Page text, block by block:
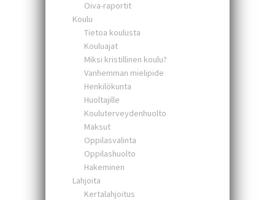
Oiva-raportit
Koulu
Tietoa koulusta
Kouluajat
Miksi kristillinen koulu?
Vanhemman mielipide
Henkilökunta
Huoltajille
Kouluterveydenhuolto
Maksut
Oppilasvalinta
Oppilashuolto
Hakeminen
Lahjoita
Kertalahjoitus